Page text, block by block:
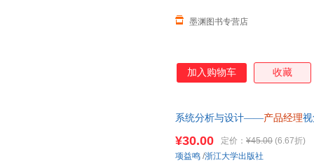
墨渊图书专营店
加入购物车 收藏
系统分析与设计——产品经理
¥30.00 定价： ¥45.00 (6.67折)
项益鸣 /浙江大学出版社